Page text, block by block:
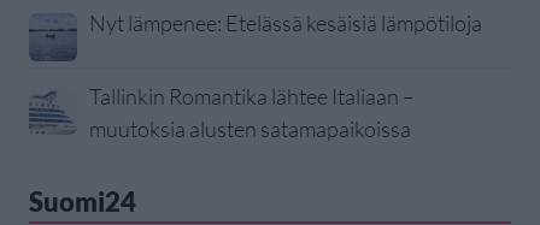
Nyt lämpenee: Etelässä kesäisiä lämpötiloja
Tallinkin Romantika lähtee Italiaan –
muutoksia alusten satamapaikoissa
Suomi24